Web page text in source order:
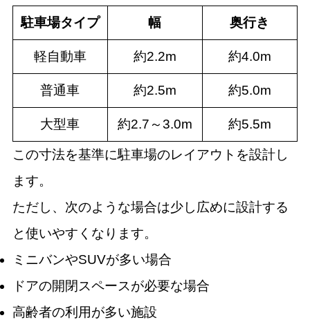
駐車場タイプ 幅 奥行き
軽自動車 約2.2m 約4.0m
普通車 約2.5m 約5.0m
大型車 約2.7～3.0m 約5.5m
この寸法を基準に駐車場のレイアウトを設計し
ます。
ただし、次のような場合は少し広めに設計する
と使いやすくなります。
ミニバンやSUVが多い場合
ドアの開閉スペースが必要な場合
高齢者の利用が多い施設